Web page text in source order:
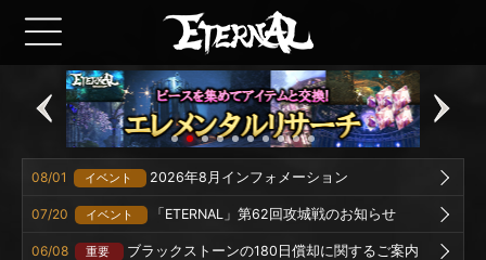
08/01 イベント 2026年8月インフォメーション
07/20 イベント 「ETERNAL」第62回攻城戦のお知らせ
06/08 重要 ブラックストーンの180日償却に関するご案内